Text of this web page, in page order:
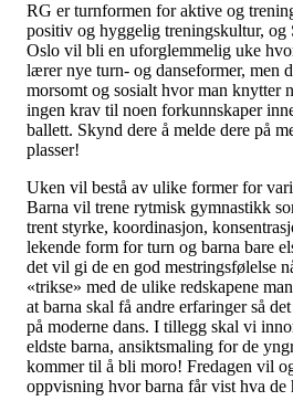
RG er turnformen for aktive og
positiv og hyggelig treningskultur, og
Oslo vil bli en uforglemmelig uke
lærer nye turn- og danseformer, men
morsomt og sosialt hvor man knytter
ingen krav til noen forkunnskaper
ballett. Skynd dere å melde dere på
plasser!
Uken vil bestå av ulike former for
Barna vil trene rytmisk gymnastikk
trent styrke, koordinasjon,
lekende form for turn og barna bare
det vil gi de en god mestringsfølelse
«trikse» med de ulike redskapene
at barna skal få andre erfaringer så
på moderne dans. I tillegg skal vi
eldste barna, ansiktsmaling for de
kommer til å bli moro! Fredagen vil
oppvisning hvor barna får vist hva de